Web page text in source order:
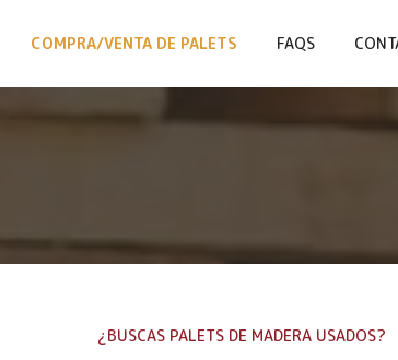
COMPRA/VENTA DE PALETS FAQS
¿BUSCAS PALETS DE MADERA USADOS?